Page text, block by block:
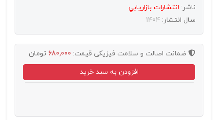
ناشر: انتشارات بازاريابي
سال انتشار: 1404
ضمانت اصالت و سلامت فیزیکی قیمت: 680,000 تومان
افزودن به سبد خرید